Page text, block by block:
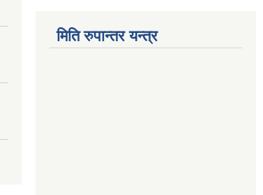
मिति रुपान्तर यन्त्र